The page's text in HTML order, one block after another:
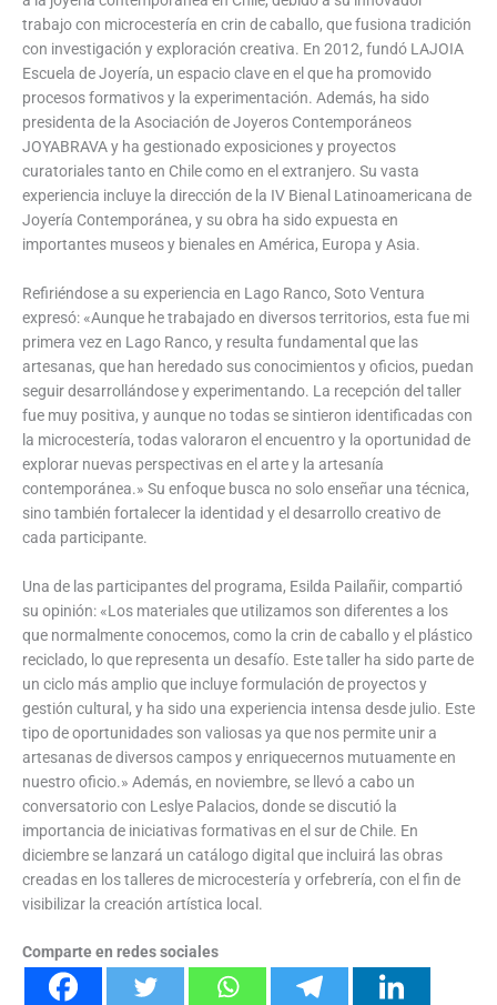
trabajo con microcestería en crin de caballo, que fusiona tradición
con investigación y exploración creativa. En 2012, fundó LAJOIA
Escuela de Joyería, un espacio clave en el que ha promovido
procesos formativos y la experimentación. Además, ha sido
presidenta de la Asociación de Joyeros Contemporáneos
JOYABRAVA y ha gestionado exposiciones y proyectos
curatoriales tanto en Chile como en el extranjero. Su vasta
experiencia incluye la dirección de la IV Bienal Latinoamericana de
Joyería Contemporánea, y su obra ha sido expuesta en
importantes museos y bienales en América, Europa y Asia.
Refiriéndose a su experiencia en Lago Ranco, Soto Ventura
expresó: «Aunque he trabajado en diversos territorios, esta fue mi
primera vez en Lago Ranco, y resulta fundamental que las
artesanas, que han heredado sus conocimientos y oficios, puedan
seguir desarrollándose y experimentando. La recepción del taller
fue muy positiva, y aunque no todas se sintieron identificadas con
la microcestería, todas valoraron el encuentro y la oportunidad de
explorar nuevas perspectivas en el arte y la artesanía
contemporánea.» Su enfoque busca no solo enseñar una técnica,
sino también fortalecer la identidad y el desarrollo creativo de
cada participante.
Una de las participantes del programa, Esilda Pailañir, compartió
su opinión: «Los materiales que utilizamos son diferentes a los
que normalmente conocemos, como la crin de caballo y el plástico
reciclado, lo que representa un desafío. Este taller ha sido parte de
un ciclo más amplio que incluye formulación de proyectos y
gestión cultural, y ha sido una experiencia intensa desde julio. Este
tipo de oportunidades son valiosas ya que nos permite unir a
artesanas de diversos campos y enriquecernos mutuamente en
nuestro oficio.» Además, en noviembre, se llevó a cabo un
conversatorio con Leslye Palacios, donde se discutió la
importancia de iniciativas formativas en el sur de Chile. En
diciembre se lanzará un catálogo digital que incluirá las obras
creadas en los talleres de microcestería y orfebrería, con el fin de
visibilizar la creación artística local.
Comparte en redes sociales